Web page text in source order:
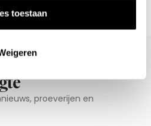
toestaan
fles te bestellen
proeverijen en